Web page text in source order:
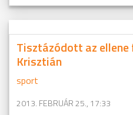
Tisztázódott az
Krisztián
sport
2013. FEBRUÁR 25., 17:33